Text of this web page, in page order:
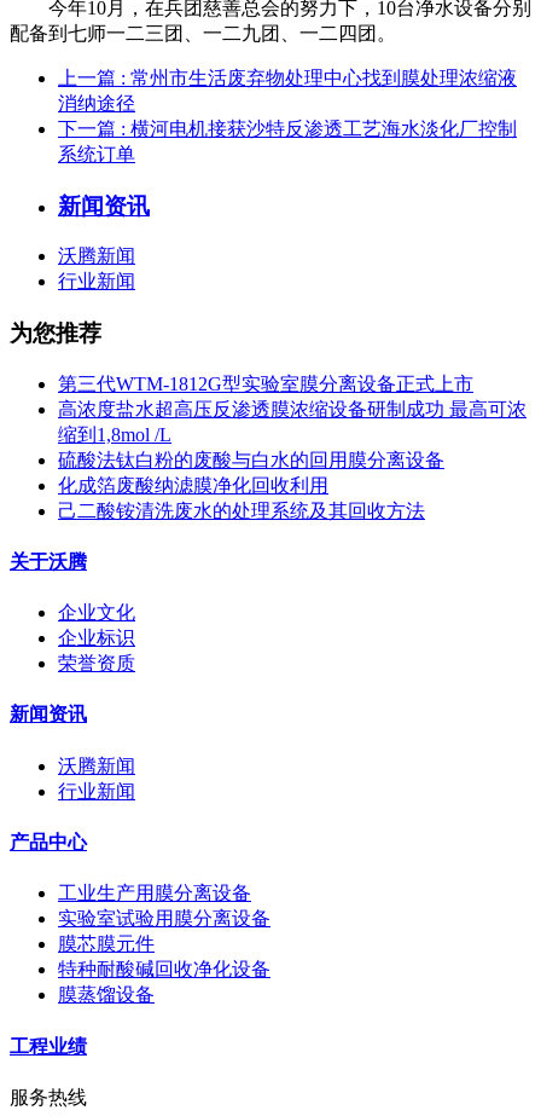
今年10月，在兵团慈善总会的努力下，10台净水设备分别
配备到七师一二三团、一二九团、一二四团。
上一篇 : 常州市生活废弃物处理中心找到膜处理浓缩液
消纳途径
下一篇 : 横河电机接获沙特反渗透工艺海水淡化厂控制
系统订单
新闻资讯
沃腾新闻
行业新闻
为您推荐
第三代WTM-1812G型实验室膜分离设备正式上市
高浓度盐水超高压反渗透膜浓缩设备研制成功 最高可浓
缩到1,8mol /L
硫酸法钛白粉的废酸与白水的回用膜分离设备
化成箔废酸纳滤膜净化回收利用
己二酸铵清洗废水的处理系统及其回收方法
关于沃腾
企业文化
企业标识
荣誉资质
新闻资讯
沃腾新闻
行业新闻
产品中心
工业生产用膜分离设备
实验室试验用膜分离设备
膜芯膜元件
特种耐酸碱回收净化设备
膜蒸馏设备
工程业绩
服务热线